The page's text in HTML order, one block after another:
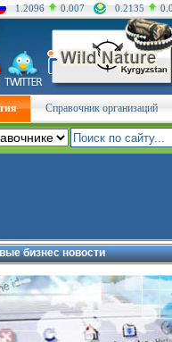
1.2096 0.007 0.2135
Справочник организаций
бизнес новости